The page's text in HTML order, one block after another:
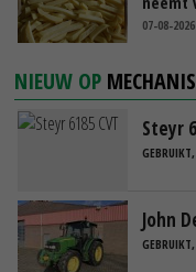
07-08-2026
NIEUW OP
Steyr
John